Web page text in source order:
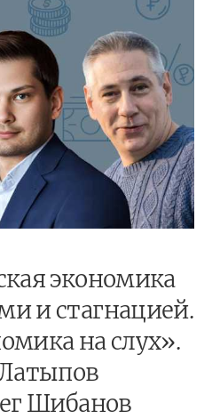
экономика
и стагнацией.
на слух».
Шибанов